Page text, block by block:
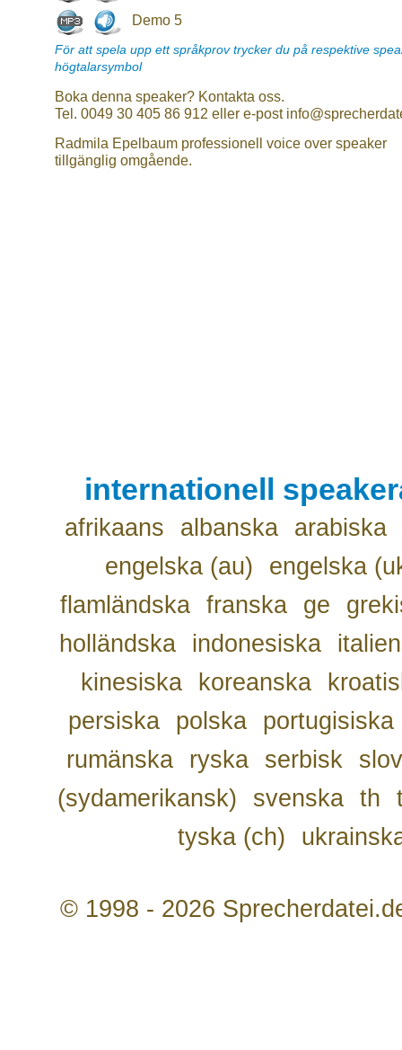
Demo 5
För att spela upp ett språkprov trycker du på respektive
högtalarsymbol
Boka denna speaker? Kontakta oss.
Tel. 0049 30 405 86 912 eller e-post
Radmila Epelbaum professionell voice over speaker
tillgänglig omgående.
internationell
afrikaans albanska
arabiska
engelska (au)
engelska
flamländska franska ge
holländska
indonesiska
kinesiska
koreanska
persiska
polska
portugisiska
rumänska
ryska serbisk
(sydamerikansk)
svenska th
tyska (ch)
© 1998 - 2026